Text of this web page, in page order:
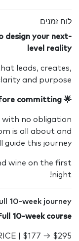
לוח זמנים
design your next-
level reality
leads, creates,
and purpose.
🌟 Want to experience the course before committing?
with no obligation.
is all about and
this journey.
wine on the first
night!
10-week journey
10-week course
$295 → $177 | SUPER EARLY BIRD PRICE